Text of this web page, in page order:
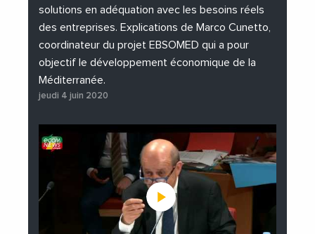
solutions en adéquation avec les besoins réels
des entreprises. Explications de Marco Cunetto,
coordinateur du projet EBSOMED qui a pour
objectif le développement économique de la
Méditerranée.
jeudi 4 juin 2020